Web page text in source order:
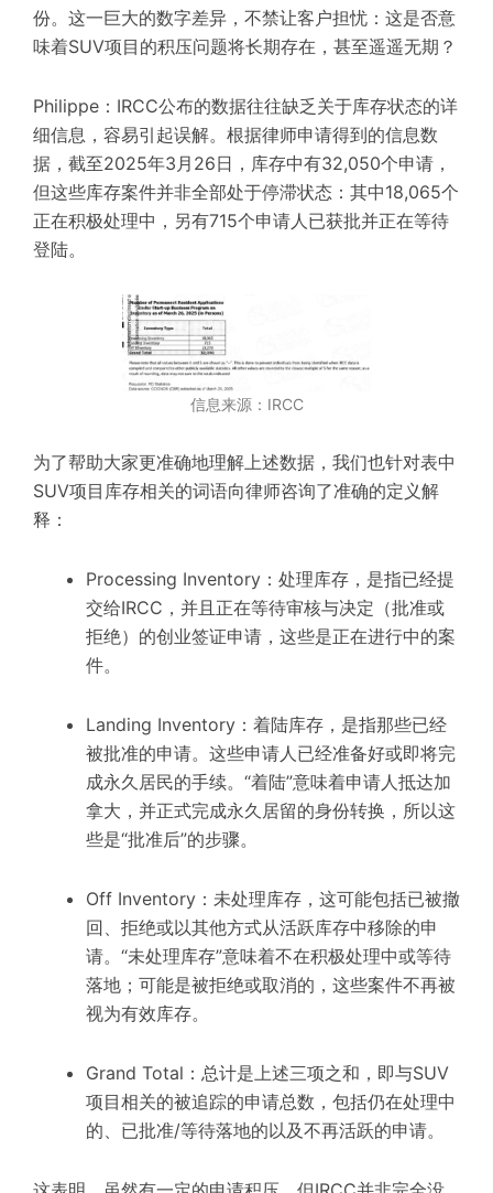
份。这一巨大的数字差异，不禁让客户担忧：这是否意
味着SUV项目的积压问题将长期存在，甚至遥遥无期？
Philippe：IRCC公布的数据往往缺乏关于库存状态的详
细信息，容易引起误解。根据律师申请得到的信息数
据，截至2025年3月26日，库存中有32,050个申请，
但这些库存案件并非全部处于停滞状态：其中18,065个
正在积极处理中，另有715个申请人已获批并正在等待
登陆。
信息来源：IRCC
为了帮助大家更准确地理解上述数据，我们也针对表中
SUV项目库存相关的词语向律师咨询了准确的定义解
释：
Processing Inventory：处理库存，是指已经提
交给IRCC，并且正在等待审核与决定（批准或
拒绝）的创业签证申请，这些是正在进行中的案
件。
Landing Inventory：着陆库存，是指那些已经
被批准的申请。这些申请人已经准备好或即将完
成永久居民的手续。“着陆”意味着申请人抵达加
拿大，并正式完成永久居留的身份转换，所以这
些是“批准后”的步骤。
Off Inventory：未处理库存，这可能包括已被撤
回、拒绝或以其他方式从活跃库存中移除的申
请。“未处理库存”意味着不在积极处理中或等待
落地；可能是被拒绝或取消的，这些案件不再被
视为有效库存。
Grand Total：总计是上述三项之和，即与SUV
项目相关的被追踪的申请总数，包括仍在处理中
的、已批准/等待落地的以及不再活跃的申请。